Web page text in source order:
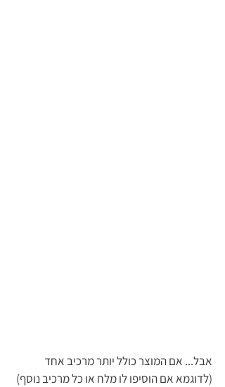
אבל... אם המוצר כולל יותר מרכיב אחד
(לדוגמא אם הוסיפו לו מלח או כל מרכיב נוסף)